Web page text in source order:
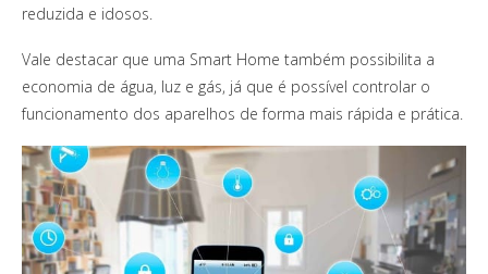
reduzida e idosos.
Vale destacar que uma Smart Home também possibilita a
economia de água, luz e gás, já que é possível controlar o
funcionamento dos aparelhos de forma mais rápida e prática.